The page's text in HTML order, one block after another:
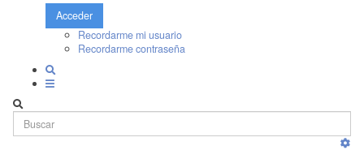
Acceder
Recordarme mi usuario
Recordarme contraseña